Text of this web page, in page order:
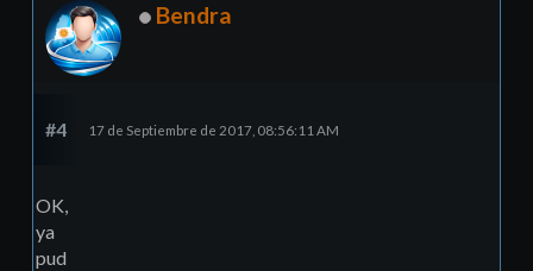
Bendra
#4 17 de Septiembre de 2017, 08:56:11 AM
OK,
ya
pud